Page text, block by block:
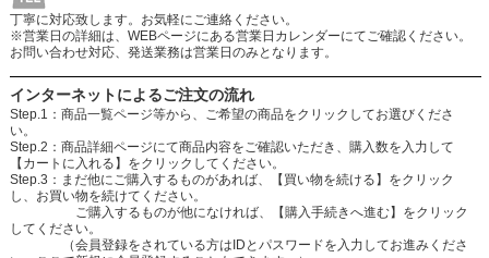
丁寧に対応致します。お気軽にご連絡ください。
※営業日の詳細は、WEBページにある営業日カレンダーにてご確認ください。
お問い合わせ対応、発送業務は営業日のみとなります。
インターネットによるご注文の流れ
Step.1：商品一覧ページ等から、ご希望の商品をクリックしてお選びくださ
い。
Step.2：商品詳細ページにて商品内容をご確認いただき、購入数を入力して
【カートに入れる】をクリックしてください。
Step.3：まだ他にご購入するものがあれば、【買い物を続ける】をクリック
し、お買い物を続けてください。
ご購入するものが他になければ、【購入手続きへ進む】をクリック
してください。
（会員登録をされている方はIDとパスワードを入力してお進みくださ